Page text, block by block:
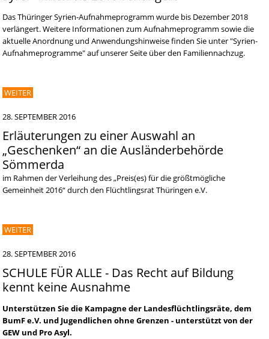
Das Thüringer Syrien-Aufnahmeprogramm wurde bis Dezember 2018
verlängert. Weitere Informationen zum Aufnahmeprogramm sowie die
aktuelle Anordnung und Anwendungshinweise finden Sie unter "Syrien-
Aufnahmeprogramme" auf unserer Seite über den Familiennachzug.
WEITER
28. SEPTEMBER 2016
Erläuterungen zu einer Auswahl an
„Geschenken“ an die Ausländerbehörde
Sömmerda
im Rahmen der Verleihung des „Preis(es) für die größtmögliche
Gemeinheit 2016“ durch den Flüchtlingsrat Thüringen e.V.
WEITER
28. SEPTEMBER 2016
SCHULE FÜR ALLE - Das Recht auf Bildung
kennt keine Ausnahme
Unterstützen Sie die Kampagne der Landesflüchtlingsräte, dem
BumF e.V. und Jugendlichen ohne Grenzen - unterstützt von der
GEW und Pro Asyl.